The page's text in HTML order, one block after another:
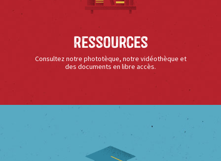
Ressources
Consultez notre phototèque, notre vidéothèque et
des documents en libre accès.